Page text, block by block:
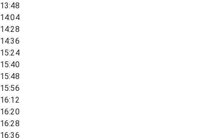
13:48
14:04
14:28
14:36
15:24
15:40
15:48
15:56
16:12
16:20
16:28
16:36